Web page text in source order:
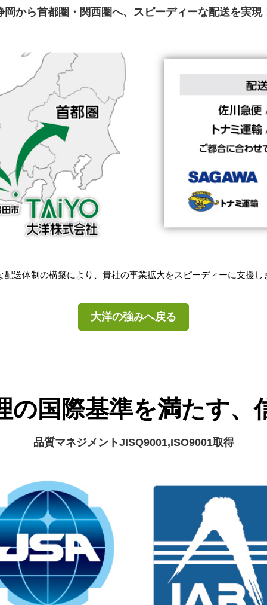
岡から首都圏・関西圏へ、スピーディーな配送を実現
配送体制の構築により、貴社の事業拡大をスピーディーに支援し
大洋の強みへ戻る
の国際基準を満たす、
品質マネジメントJISQ9001,ISO9001取得